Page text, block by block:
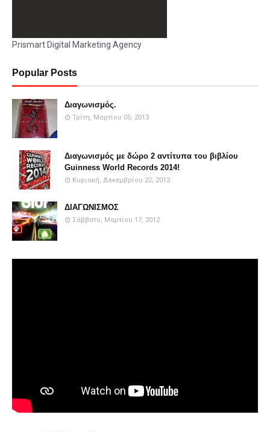
Prismart Digital Marketing Agency
Popular Posts
Διαγωνισμός.
Τρίτη, Μαρτίου 05, 2013
Διαγωνισμός με δώρο 2 αντίτυπα του βιβλίου
Guinness World Records 2014!
Κυριακή, Δεκεμβρίου 22, 2013
ΔΙΑΓΩΝΙΣΜΟΣ
Σάββατο, Μαρτίου 17, 2012